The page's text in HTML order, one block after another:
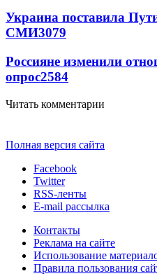
Украина поставила
СМИ3079
Россияне изменили
опрос2584
Читать комментарии
Полная версия сайта
Facebook
Twitter
RSS-ленты
E-mail рассылка
Контакты
Реклама на сайте
Использование
Правила пользования